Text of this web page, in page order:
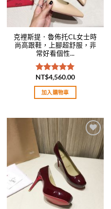
克裡斯提．魯佈托CL女士時
尚高跟鞋，上腳超舒服，非
常好看個性...
評分5.00
滿分 5
NT$4,560.00
加入購物車
Add to
wishlist